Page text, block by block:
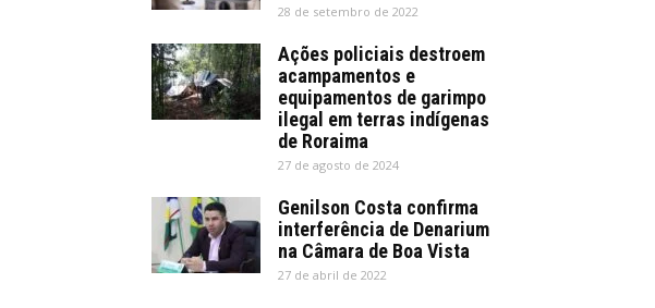
28 de setembro de 2022
Ações policiais destroem
acampamentos e
equipamentos de garimpo
ilegal em terras indígenas
de Roraima
27 de agosto de 2024
Genilson Costa confirma
interferência de Denarium
na Câmara de Boa Vista
27 de abril de 2022